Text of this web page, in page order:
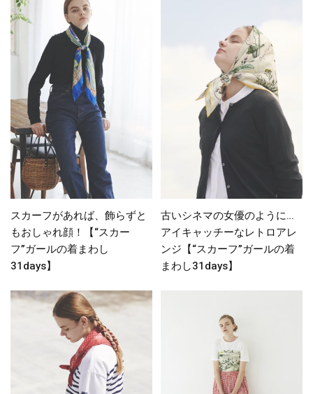
スカーフがあれば、飾らずと
もおしゃれ顔！【“スカー
フ”ガールの着まわし
31days】
古いシネマの女優のように…
アイキャッチーなレトロアレ
ンジ【“スカーフ”ガールの着
まわし31days】